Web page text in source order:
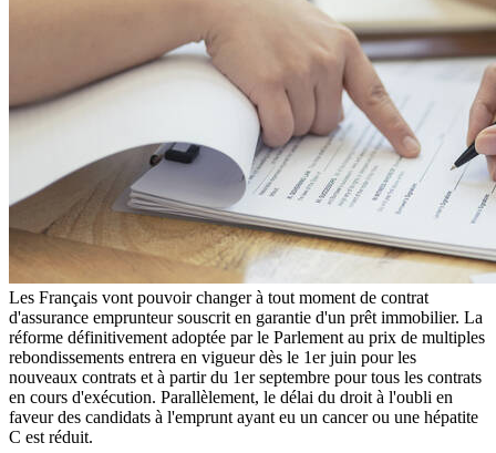
Les Français vont pouvoir changer à tout moment de contrat
d'assurance emprunteur souscrit en garantie d'un prêt immobilier. La
réforme définitivement adoptée par le Parlement au prix de multiples
rebondissements entrera en vigueur dès le 1er juin pour les
nouveaux contrats et à partir du 1er septembre pour tous les contrats
en cours d'exécution. Parallèlement, le délai du droit à l'oubli en
faveur des candidats à l'emprunt ayant eu un cancer ou une hépatite
C est réduit.